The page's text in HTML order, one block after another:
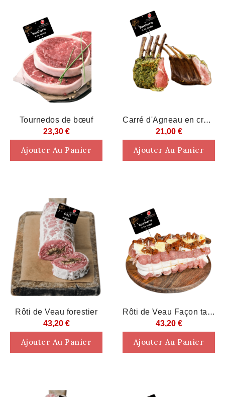
Tournedos de bœuf
23,30 €
Ajouter Au Panier
Carré d'Agneau en croûte 6...
21,00 €
Ajouter Au Panier
Rôti de Veau forestier
43,20 €
Ajouter Au Panier
Rôti de Veau Façon tajine
43,20 €
Ajouter Au Panier